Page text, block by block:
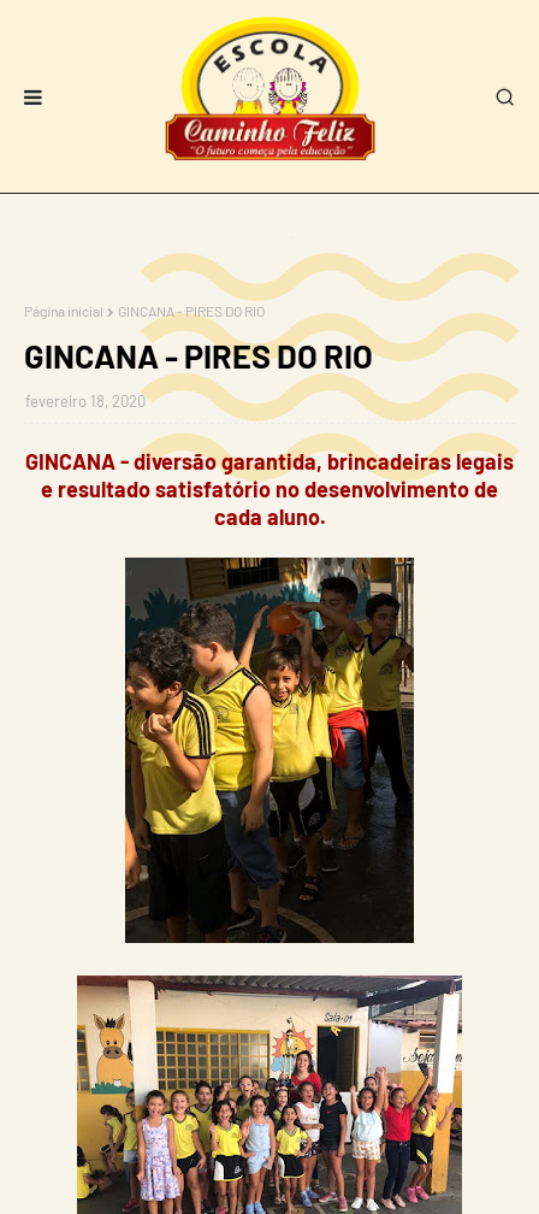
Página inicial GINCANA - PIRES DO RIO
GINCANA - PIRES DO RIO
fevereiro 18, 2020
GINCANA - diversão garantida, brincadeiras legais
e resultado satisfatório no desenvolvimento de
cada aluno.